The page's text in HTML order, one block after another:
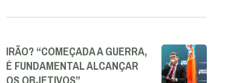
IRÃO? “COMEÇADA A GUERRA,
É FUNDAMENTAL ALCANÇAR